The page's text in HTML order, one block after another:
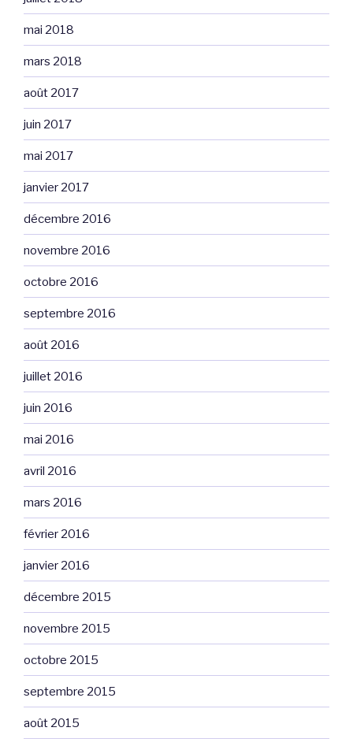
mai 2018
mars 2018
août 2017
juin 2017
mai 2017
janvier 2017
décembre 2016
novembre 2016
octobre 2016
septembre 2016
août 2016
juillet 2016
juin 2016
mai 2016
avril 2016
mars 2016
février 2016
janvier 2016
décembre 2015
novembre 2015
octobre 2015
septembre 2015
août 2015